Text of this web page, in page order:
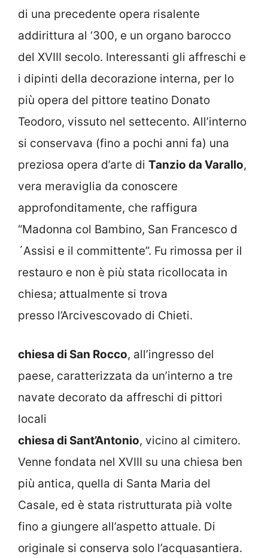
di una precedente opera risalente
addirittura al ‘300, e un organo barocco
del XVIII secolo. Interessanti gli affreschi e
i dipinti della decorazione interna, per lo
più opera del pittore teatino Donato
Teodoro, vissuto nel settecento. All’interno
si conservava (fino a pochi anni fa) una
preziosa opera d’arte di Tanzio da Varallo,
vera meraviglia da conoscere
approfonditamente, che raffigura
“Madonna col Bambino, San Francesco d
´Assisi e il committente”. Fu rimossa per il
restauro e non è più stata ricollocata in
chiesa; attualmente si trova
presso l’Arcivescovado di Chieti.
chiesa di San Rocco, all’ingresso del
paese, caratterizzata da un’interno a tre
navate decorato da affreschi di pittori
locali
chiesa di Sant’Antonio, vicino al cimitero.
Venne fondata nel XVIII su una chiesa ben
più antica, quella di Santa Maria del
Casale, ed è stata ristrutturata pià volte
fino a giungere all’aspetto attuale. Di
originale si conserva solo l’acquasantiera.